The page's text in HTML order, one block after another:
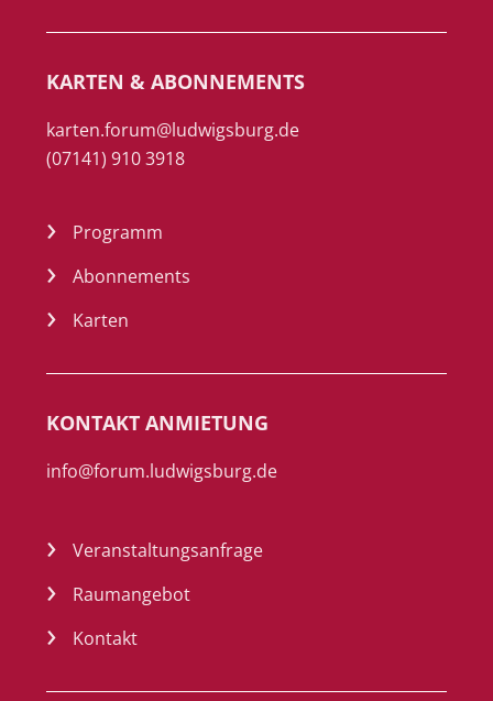
KARTEN & ABONNEMENTS
karten.forum@ludwigsburg.de
(07141) 910 3918
Programm
Abonnements
Karten
KONTAKT ANMIETUNG
info@forum.ludwigsburg.de
Veranstaltungsanfrage
Raumangebot
Kontakt